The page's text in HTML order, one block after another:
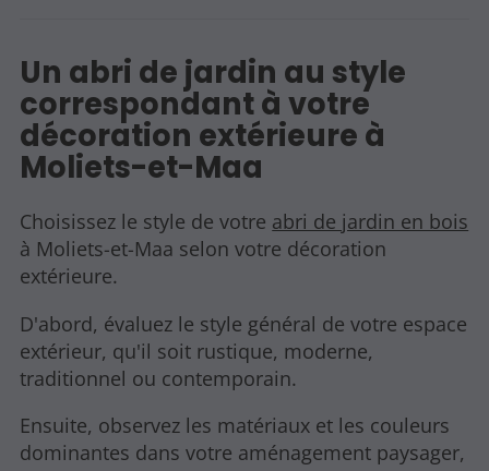
Un abri de jardin au style
correspondant à votre
décoration extérieure à
Moliets-et-Maa
Choisissez le style de votre abri de jardin en bois
à Moliets-et-Maa selon votre décoration
extérieure.
D'abord, évaluez le style général de votre espace
extérieur, qu'il soit rustique, moderne,
traditionnel ou contemporain.
Ensuite, observez les matériaux et les couleurs
dominantes dans votre aménagement paysager,